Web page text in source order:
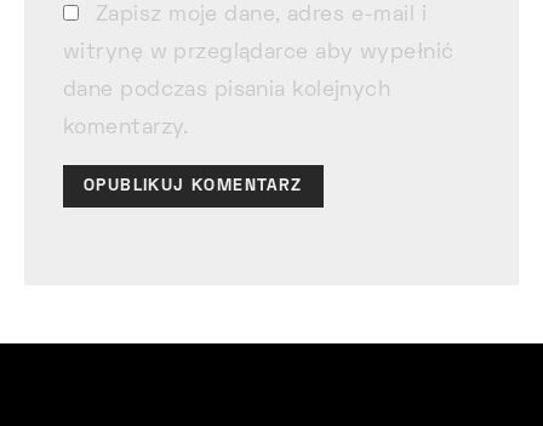
Zapisz moje dane, adres e-mail i
witrynę w przeglądarce aby wypełnić
dane podczas pisania kolejnych
komentarzy.